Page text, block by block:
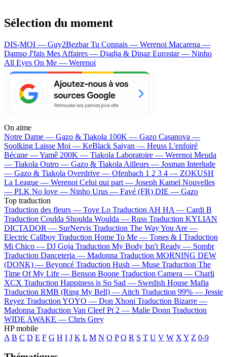
Sélection du moment
DIS-MOI — Guy2BezbarTu Connais — Werenoi Macarena —
Damso J'fais Mes Affaires — Djadja & Dinaz Eurostar — Ninho
All Eyes On Me — Werenoi
On aime
Notre Dame — Gazo & Tiakola 100K — Gazo Casanova —
Soolking Laisse Moi — KeBlack Saiyan — Heuss L'enfoiré
Bécane —Yamê 200K — Tiakola Laboratoire — Werenoi Meuda
— Tiakola Outro — Gazo & Tiakola Ailleurs — Josman Interlude
— Gazo & Tiakola Overdrive — Ofenbach 1 2 3 4 — ZOKUSH
La League — Werenoi Celui qui part — Joseph Kamel Nouvelles
— PLK No love — Ninho Urus — Favé (FR) DIE — Gazo
Top traduction
Traduction des fleurs — Tove Lo Traduction AH HA — Cardi B
Traduction Coulda Shoulda Woulda — Russ Traduction KYLIAN
DICTADOR — SurNervis Traduction The Way You Are —
Electric Callboy Traduction Home To Me — Tones & I Traduction
Mi Chico — DJ Goja Traduction My Body Isn't Ready — Sombr
Traduction Danceteria — Madonna Traduction MORNING DEW
(DONK) — Beyoncé Traduction Hush — Muse Traduction The
Time Of My Life — Benson Boone Traduction Camera — Charli
XCX Traduction Happiness is So Sad — Swedish House Mafia
Traduction RMB (Ring My Bell) — Aitch Traduction 99% — Jessie
Reyez Traduction YOYO — Don Xhoni Traduction Bizarre —
Madonna Traduction Van Cleef Pt 2 — Malie Donn Traduction
WIDE AWAKE — Chris Grey
HP mobile
A B C D E F G H I J K L M N O P Q R S T U V W X Y Z 0-9